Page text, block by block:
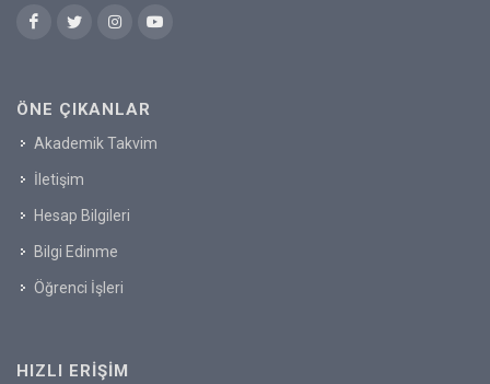
ÖNE ÇIKANLAR
Akademik Takvim
İletişim
Hesap Bilgileri
Bilgi Edinme
Öğrenci İşleri
HIZLI ERIŞIM